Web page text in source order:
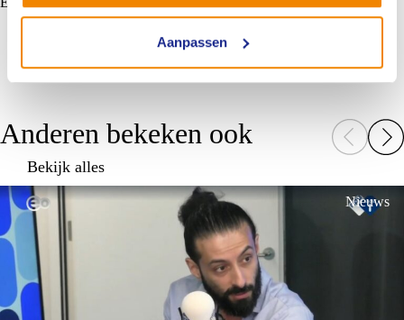
Aanpassen
Anderen bekeken ook
Bekijk alles
Nieuws